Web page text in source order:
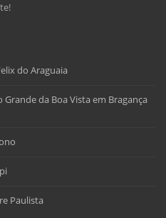
do Araguaia
da Boa Vista em Bragança
Paulista